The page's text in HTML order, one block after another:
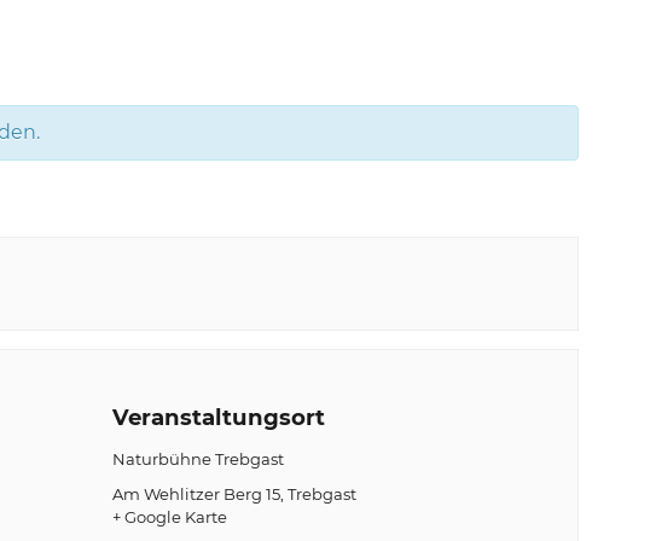
Veranstaltungsort
Naturbühne Trebgast
Am Wehlitzer Berg 15 Trebgast
+ Google Karte